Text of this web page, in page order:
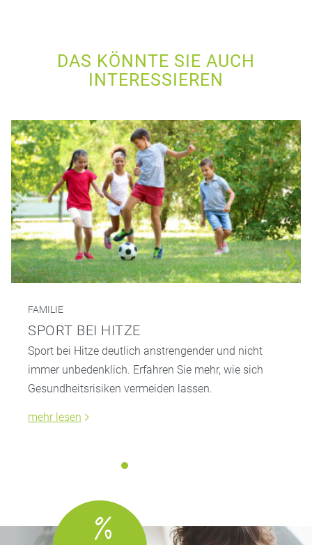
DAS KÖNNTE SIE AUCH
INTERESSIEREN
FAMILIE
SPORT BEI HITZE
Sport bei Hitze deutlich anstrengender und nicht
immer unbedenklich. Erfahren Sie mehr, wie sich
Gesundheitsrisiken vermeiden lassen.
mehr lesen